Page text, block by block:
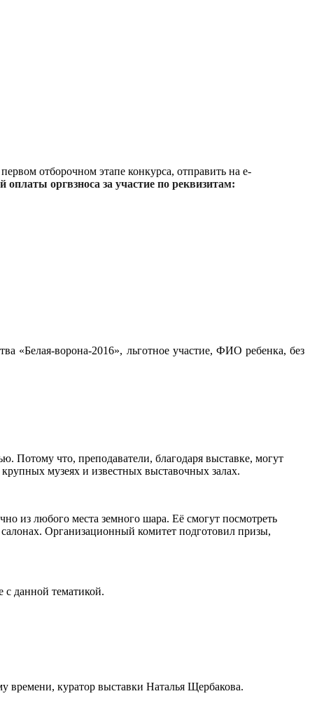
отборочном этапе конкурса, отправить на e-
оргвзноса за участие по реквизитам:
«Белая-ворона-2016», льготное участие, ФИО ребенка, без
Потому что, преподаватели, благодаря выставке, могут
музеях и известных выставочных залах.
из любого места земного шара. Её смогут посмотреть
Организационный комитет подготовил призы,
с данной тематикой.
времени, куратор выставки Наталья Щербакова.